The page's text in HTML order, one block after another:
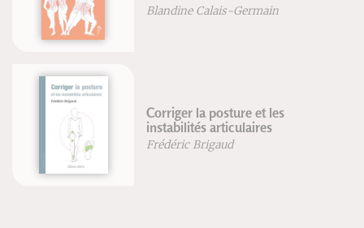
Blandine Calais-Germain
Corriger la posture et les
instabilités articulaires
Frédéric Brigaud